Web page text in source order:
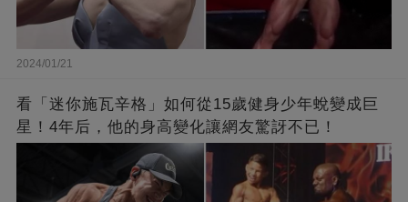
2024/01/21
看「迷你施瓦辛格」如何從15歲健身少年蛻變成巨
星！4年后，他的身高變化讓網友驚訝不已！